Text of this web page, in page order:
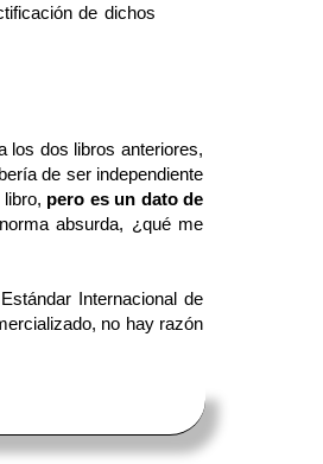
de dichos
los dos libros anteriores,
de ser independiente
pero es un dato de
absurda, ¿qué me
Internacional de
no hay razón